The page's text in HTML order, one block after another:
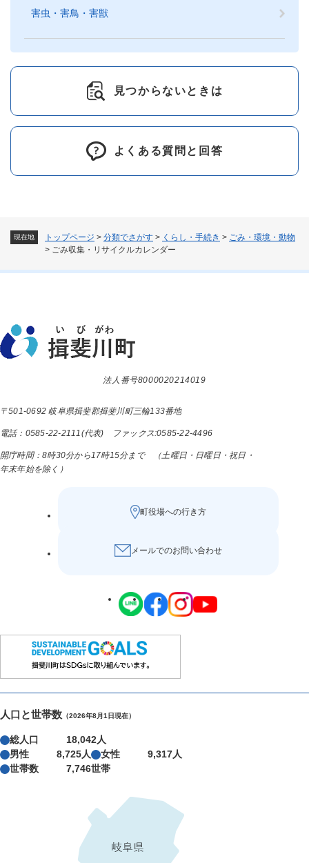
現在地 トップページ > 分類でさがす > くらし・手続き > ごみ・環境・動物
> ごみ収集・リサイクルカレンダー
害虫・害鳥・害獣
見つからないときは
よくある質問と回答
法人番号8000020214019
〒501-0692 岐阜県揖斐郡揖斐川町三輪133番地
電話：0585-22-2111(代表) ファックス:0585-22-4496
開庁時間：8時30分から17時15分まで （土曜日・日曜日・祝日・
年末年始を除く）
町役場への行き方
メールでのお問い合わせ
人口と世帯数 （2026年8月1日現在）
総人口
18,042人
男性
8,725人 女性
9,317人
世帯数
7,746世帯